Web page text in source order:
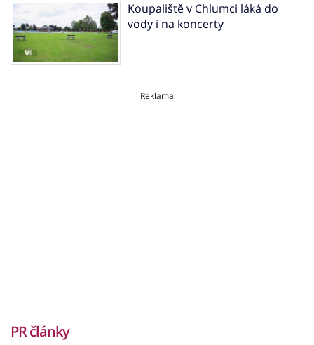
Koupaliště v Chlumci láká do
vody i na koncerty
Reklama
PR články